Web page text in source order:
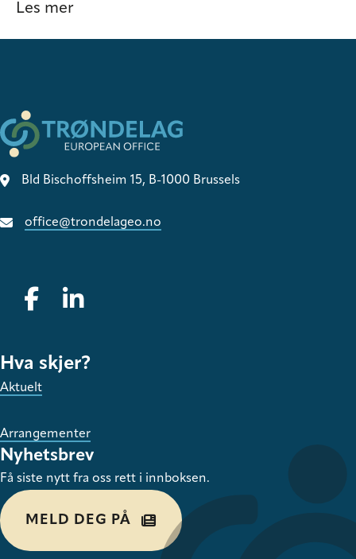
Les mer
Bld Bischoffsheim 15, B-1000 Brussels
office@trondelageo.no
Gå til vår Facebook
Gå til vår LinkedIn
Hva skjer?
Aktuelt
Arrangementer
Nyhetsbrev
Få siste nytt fra oss rett i innboksen.
MELD DEG PÅ